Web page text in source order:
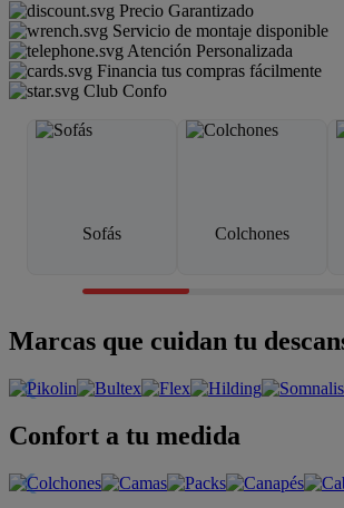
Precio Garantizado
Servicio de montaje disponible
Atención Personalizada
Financia tus compras fácilmente
Club Confo
Sofás Colchones
Marcas que cuidan tu
Confort a tu medida